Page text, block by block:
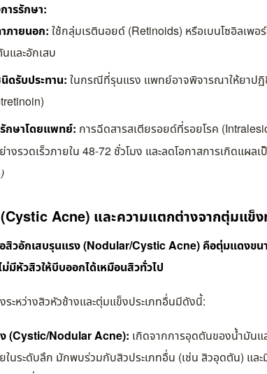
ารรักษา:
ภายนอก: ใช้กลุ่มเรตินอยด์ (Retinoids) หรือเบนโซอิลเพ
และอักเสบ
ดรับประทาน: ในกรณีที่รุนแรง แพทย์อาจพิจารณาให้ยาปฏิ
กษาโดยแพทย์: การฉีดสารสเตียรอยด์ที่รอยโรค
างรวดเร็วภายใน 48-72 ชั่วโมง และลดโอกาสการเกิดแผลเ
Acne) และความแตกต่างจากตุ่มแข็ง
สิวอักเสบรุนแรง (Nodular/Cystic Acne) คือตุ่มแดงข
ม่มีหัวสิวให้บีบออกได้เหมือนสิวทั่วไป
ะหว่างสิวหัวช้างและตุ่มแข็งประเภทอื่นมีดังนี้:
(Cystic/Nodular Acne): เกิดจากการอุดตันของน้ำมันแ
ในระดับลึก มักพบร่วมกับสิวประเภทอื่น (เช่น สิวอุดตัน) แล